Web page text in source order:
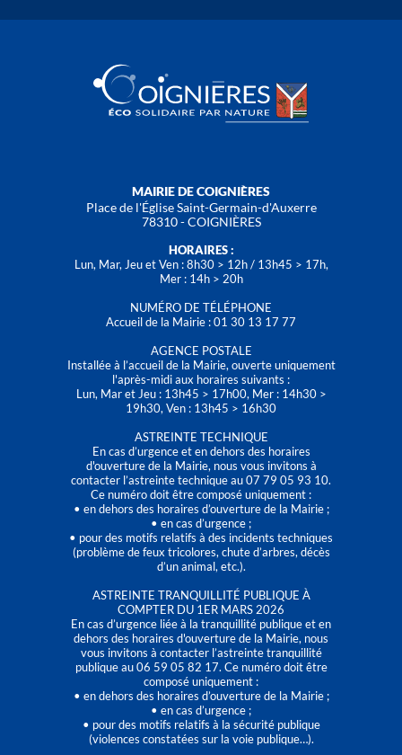
MAIRIE DE COIGNIÈRES
Place de l'Église Saint-Germain-d'Auxerre
78310 - COIGNIÈRES
HORAIRES :
Lun, Mar, Jeu et Ven : 8h30 > 12h / 13h45 > 17h,
Mer : 14h > 20h
NUMÉRO DE TÉLÉPHONE
Accueil de la Mairie : 01 30 13 17 77
AGENCE POSTALE
Installée à l’accueil de la Mairie, ouverte uniquement
l'après-midi aux horaires suivants :
Lun, Mar et Jeu : 13h45 > 17h00, Mer : 14h30 >
19h30, Ven : 13h45 > 16h30
ASTREINTE TECHNIQUE
En cas d’urgence et en dehors des horaires
d'ouverture de la Mairie, nous vous invitons à
contacter l’astreinte technique au 07 79 05 93 10.
Ce numéro doit être composé uniquement :
• en dehors des horaires d’ouverture de la Mairie ;
• en cas d’urgence ;
• pour des motifs relatifs à des incidents techniques
(problème de feux tricolores, chute d’arbres, décès
d’un animal, etc.).
ASTREINTE TRANQUILLITÉ PUBLIQUE À
COMPTER DU 1ER MARS 2026
En cas d’urgence liée à la tranquillité publique et en
dehors des horaires d'ouverture de la Mairie, nous
vous invitons à contacter l’astreinte tranquillité
publique au 06 59 05 82 17. Ce numéro doit être
composé uniquement :
• en dehors des horaires d’ouverture de la Mairie ;
• en cas d’urgence ;
• pour des motifs relatifs à la sécurité publique
(violences constatées sur la voie publique…).